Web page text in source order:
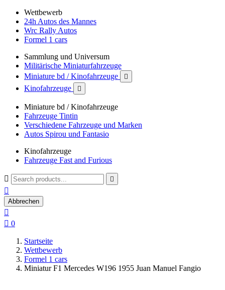
Wettbewerb
24h Autos des Mannes
Wrc Rally Autos
Formel 1 cars
Sammlung und Universum
Militärische Miniaturfahrzeuge
Miniature bd / Kinofahrzeuge

Kinofahrzeuge 
Miniature bd / Kinofahrzeuge
Fahrzeuge Tintin
Verschiedene Fahrzeuge und Marken
Autos Spirou und Fantasio
Kinofahrzeuge
Fahrzeuge Fast and Furious
 

Abbrechen

 0
Startseite
Wettbewerb
Formel 1 cars
Miniatur F1 Mercedes W196 1955 Juan Manuel Fangio